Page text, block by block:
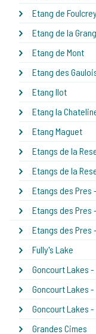
Etang de
Etang de la
Etang de Mont
Etang des
Etang Ilot
Etang la
Etang Maguet
Etangs de la
Etangs de la
Etangs des Pres
Etangs des Pres
Etangs des Pres
Fully's Lake
Goncourt Lakes
Goncourt Lakes
Goncourt Lakes -
Grandes Cimes